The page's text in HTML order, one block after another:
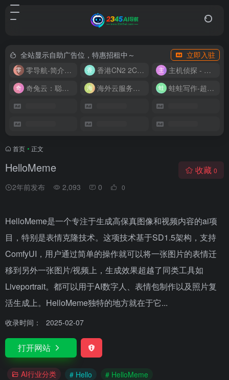
全站显示自助广告位，特惠招租中～
立即入驻
零导航-简介实用的网址导航
香港CN2 2C2G20M 9.9/月
主机侦探 - 少花钱，用好云
奇兔云：聪明人的“省”钱计划！
海外云服务器全网最低价 蛙蛙写作-超级AI智能写作助手
首页 • 正文
HelloMeme
2年前发布 2,093 0 0
收藏 0
HelloMeme是一个专注于生成高保真图像和视频内容的ai项
目，特别是表情克隆技术。这项技术基于SD1.5架构，支持
ComfyUI，用户通过简单的操作就可以将一张图片的表情迁
移到另外一张图片/视频上，生成效果超越了同类工具如
Liveportrait。都可以用于AI数字人、表情包制作以及照片复
活生成上。HelloMeme独特的地方就在于它...
收录时间： 2025-02-07
打开网站
AI行业分类 # Hello # HelloMeme